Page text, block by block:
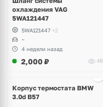
охлаждения VAG
5WA121447
5WA121447 +2
~
4 недели назад
2,000 ₽ 48
Корпус термостата BMW
3.0d B57